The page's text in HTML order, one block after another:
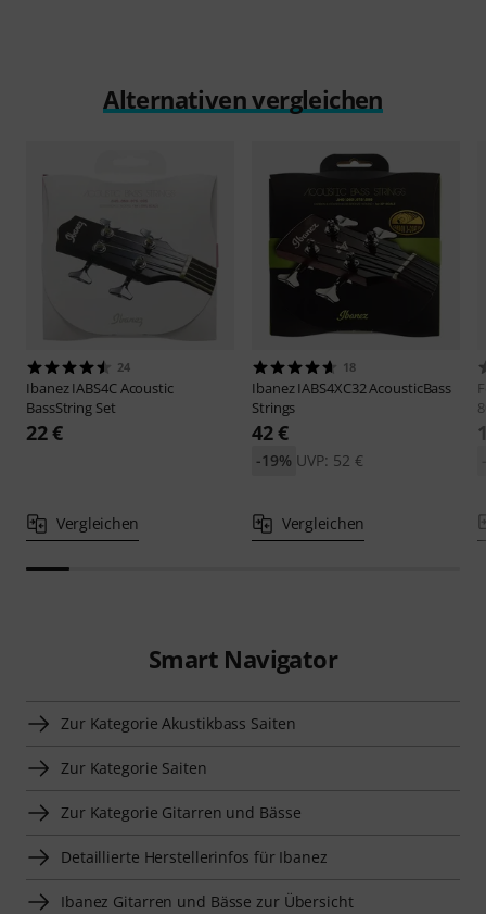
Alternativen vergleichen
24
IbanezIABS4C Acoustic
BassString Set
22 €
Vergleichen
18
IbanezIABS4XC32 AcousticBass
Strings
42 €
UVP: 52 €
-19%
Vergleichen
Smart Navigator
Zur Kategorie Akustikbass Saiten
Zur Kategorie Saiten
Zur Kategorie Gitarren und Bässe
Detaillierte Herstellerinfos für Ibanez
Ibanez Gitarren und Bässe zur Übersicht